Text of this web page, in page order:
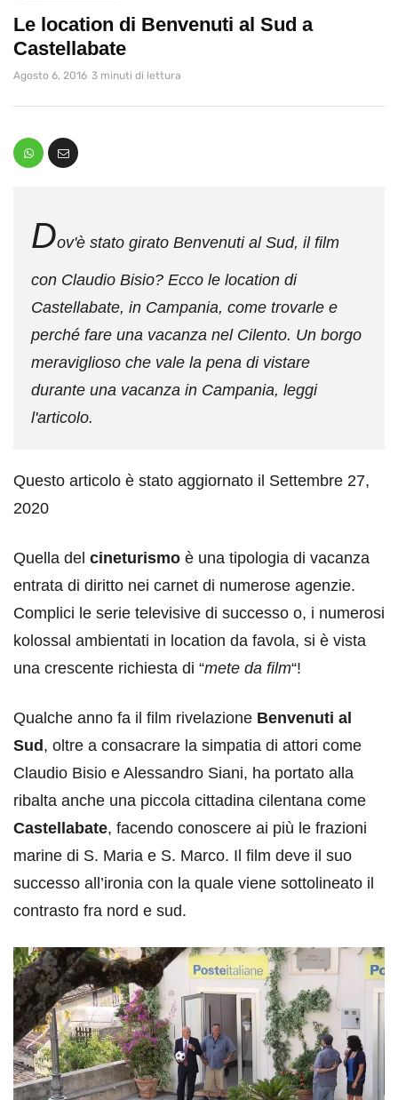
Le location di Benvenuti al Sud a
Castellabate
Agosto 6, 2016 3 minuti di lettura
Dov'è stato girato Benvenuti al Sud, il film
con Claudio Bisio? Ecco le location di
Castellabate, in Campania, come trovarle e
perché fare una vacanza nel Cilento. Un borgo
meraviglioso che vale la pena di vistare
durante una vacanza in Campania, leggi
l'articolo.
Questo articolo è stato aggiornato il Settembre 27,
2020
Quella del cineturismo è una tipologia di vacanza
entrata di diritto nei carnet di numerose agenzie.
Complici le serie televisive di successo o, i numerosi
kolossal ambientati in location da favola, si è vista
una crescente richiesta di “mete da film“!
Qualche anno fa il film rivelazione Benvenuti al
Sud, oltre a consacrare la simpatia di attori come
Claudio Bisio e Alessandro Siani, ha portato alla
ribalta anche una piccola cittadina cilentana come
Castellabate, facendo conoscere ai più le frazioni
marine di S. Maria e S. Marco. Il film deve il suo
successo all’ironia con la quale viene sottolineato il
contrasto fra nord e sud.